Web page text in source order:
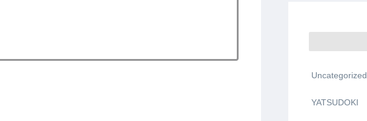
Uncategorized
YATSUDOKI